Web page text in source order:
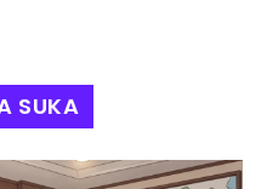
SUKA